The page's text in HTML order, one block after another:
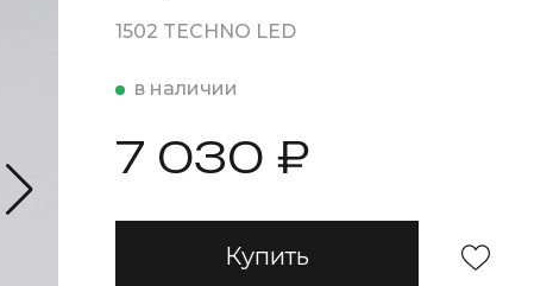
1502 TECHNO LED
в наличии
7 030 ₽
Купить